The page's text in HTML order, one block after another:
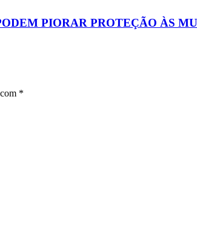
PIORAR PROTEÇÃO ÀS
*